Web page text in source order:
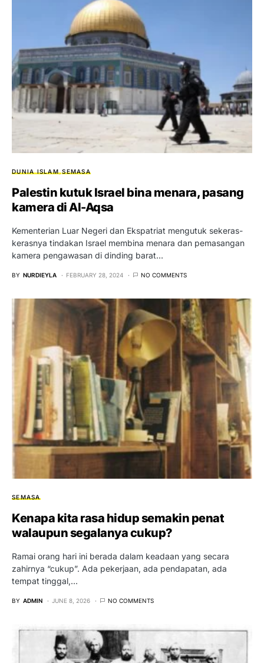
DUNIA ISLAM SEMASA
Palestin kutuk Israel bina menara, pasang
kamera di Al-Aqsa
Kementerian Luar Negeri dan Ekspatriat mengutuk sekeras-
kerasnya tindakan Israel membina menara dan pemasangan
kamera pengawasan di dinding barat…
BY NURDIEYLA FEBRUARY 28, 2024 NO COMMENTS
SEMASA
Kenapa kita rasa hidup semakin penat
walaupun segalanya cukup?
Ramai orang hari ini berada dalam keadaan yang secara
zahirnya “cukup”. Ada pekerjaan, ada pendapatan, ada
tempat tinggal,…
BY ADMIN JUNE 8, 2026 NO COMMENTS